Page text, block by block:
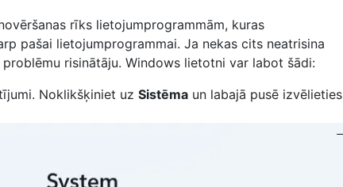
rīks lietojumprogrammām, kuras
pašai lietojumprogrammai. Ja nekas cits neatrisina
risinātāju. Windows lietotni var labot šādi:
Noklikšķiniet uz Sistēma un labajā pusē izvēlieties